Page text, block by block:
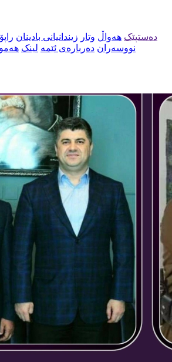
دەستپێک هەواڵ وتار زیندانیانی بادینان
نووسەران دەربارەی ئێمە لینک